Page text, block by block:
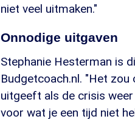
niet veel uitmaken."
Onnodige uitgaven
Stephanie Hesterman is
Budgetcoach.nl. "Het
uitgeeft als de crisis
voor wat je een tijd niet